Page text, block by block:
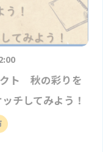
ト 秋の彩りを
チしてみよう！